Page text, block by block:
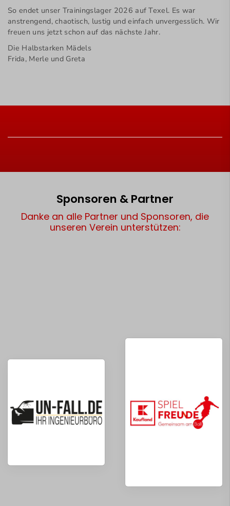
So endet unser Trainingslager 2026 auf Texel. Es war
anstrengend, chaotisch, lustig und einfach unvergesslich. Wir
freuen uns jetzt schon auf das nächste Jahr.
Die Halbstarken Mädels
Frida, Merle und Greta
Sponsoren & Partner
Danke an alle Partner und Sponsoren, die
unseren Verein unterstützen: